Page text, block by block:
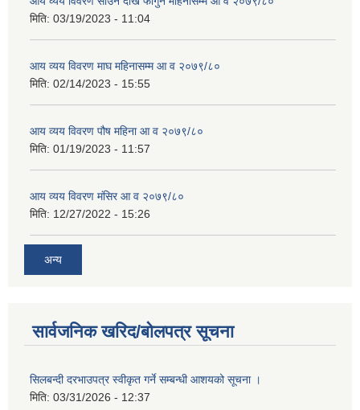
मिति: 03/19/2023 - 11:04
आय व्यय विवरण माघ महिनासम्म आ व २०७९/८०
मिति: 02/14/2023 - 15:55
आय व्यय विवरण पौष महिना आ व २०७९/८०
मिति: 01/19/2023 - 11:57
आय व्यय विवरण मंसिर आ व २०७९/८०
मिति: 12/27/2022 - 15:26
अन्य
सार्वजनिक खरिद/बोलपत्र सूचना
सिलबन्दी दरभाउपत्र स्वीकृत गर्ने सम्बन्धी आशयको सूचना ।
मिति: 03/31/2026 - 12:37